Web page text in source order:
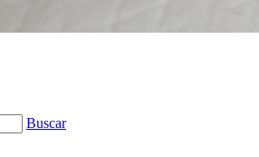
Buscar